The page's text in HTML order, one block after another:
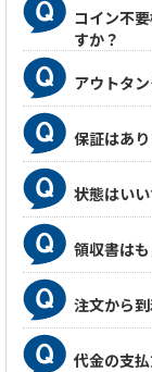
コイン不
すか？
アウトタ
保証はあ
状態はい
領収書は
注文から
代金の支